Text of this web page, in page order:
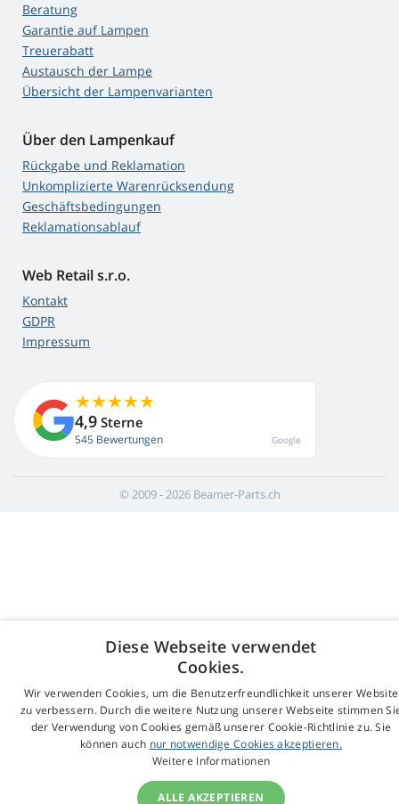
Beratung
Garantie auf Lampen
Treuerabatt
Austausch der Lampe
Übersicht der Lampenvarianten
Über den Lampenkauf
Rückgabe und Reklamation
Unkomplizierte Warenrücksendung
Geschäftsbedingungen
Reklamationsablauf
Web Retail s.r.o.
Kontakt
GDPR
Impressum
4,9 Sterne
545 Bewertungen Google
© 2009 - 2026 Beamer-Parts.ch
Diese Webseite verwendet
Cookies.
Wir verwenden Cookies, um die Benutzerfreundlichkeit unserer Website
zu verbessern. Durch die weitere Nutzung unserer Webseite stimmen
der Verwendung von Cookies gemäß unserer Cookie-Richtlinie zu. Sie
können auch nur notwendige Cookies akzeptieren.
Weitere Informationen
ALLE AKZEPTIEREN